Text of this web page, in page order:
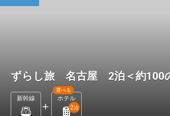
ずらし旅 名古屋 2泊＜約100
新幹線 ホテル
選べる
2泊